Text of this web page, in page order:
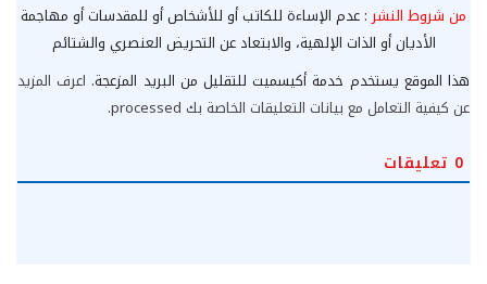
من شروط النشر : عدم الإساءة للكاتب أو للأشخاص أو للمقدسات أو مهاجمة
الأديان أو الذات الإلهية، والابتعاد عن التحريض العنصري والشتائم
هذا الموقع يستخدم خدمة أكيسميت للتقليل من البريد المزعجة. اعرف المزيد
عن كيفية التعامل مع بيانات التعليقات الخاصة بك processed
.
0 تعليقات